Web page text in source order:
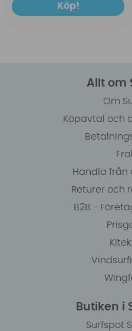
Köp!
Allt om
Om
Köpavtal och
Handla från
Returer och
B2B -
Butiken i
Surfspot